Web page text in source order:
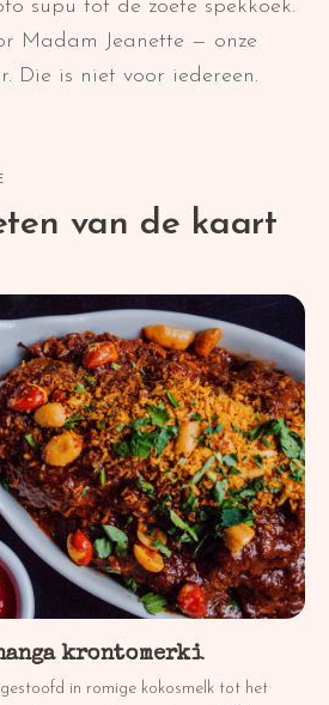
supu tot de zoete spekkoek.
Madam Jeanette — onze
Die is niet voor iedereen.
van de kaart
krontomerki
in romige kokosmelk tot het